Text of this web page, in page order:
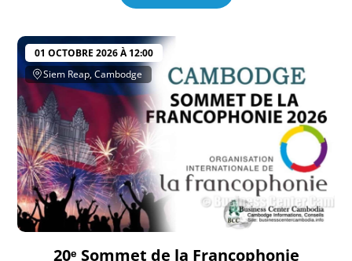
01 OCTOBRE 2026 À 12:00
Siem Reap, Cambodge
20ᵉ Sommet de la Francophonie